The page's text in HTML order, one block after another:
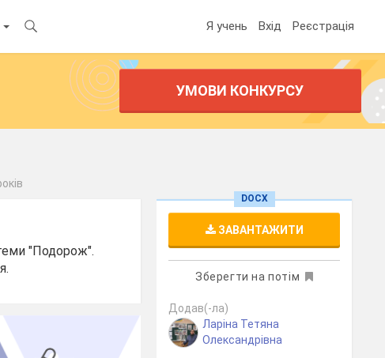
Я учень Вхід Реєстрація
УМОВИ КОНКУРСУ
"Подорож".
DOCX
ЗАВАНТАЖИТИ
Зберегти на потім
Додав(-ла)
Ларіна Тетяна
Олександрівна